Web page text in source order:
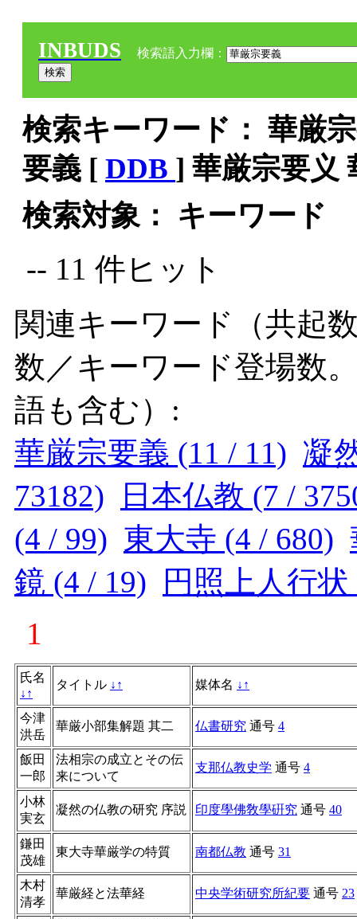
INBUDS 検索語入力欄：
検索キーワード： 華厳
要義 [ DDB ] 華厳宗要义
検索対象： キーワード
-- 11 件ヒット
関連キーワード（共起
数／キーワード登場数
語も含む）:
華厳宗要義 (11 / 11) 凝
73182)
日本仏教 (7 /
(4 / 99) 東大寺 (4 / 680)
鏡 (4 / 19)
円照上人行状
1
氏名
↓ ↑
タイトル ↓ ↑ 媒体名 ↓ ↑
今津
洪岳
華厳小部集解題 其二 仏書研究 通号 4
飯田
一郎
法相宗の成立とその伝
来について
支那仏教史学 通号 4
小林
実玄
凝然の仏教の研究 序説 印度學佛敎學硏究 通号 40
鎌田
茂雄
東大寺華厳学の特質 南都仏教 通号 31
木村
清孝
華厳経と法華経 中央学術研究所紀要 通号 23